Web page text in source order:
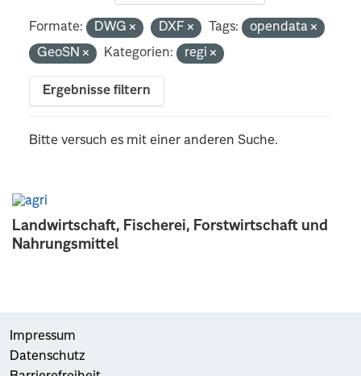
Landwirtschaft, Fischerei, Forstwirtschaft und
Nahrungsmittel
Formate: DWG DXF Tags:
opendata
GeoSN
Kategorien: regi
Ergebnisse filtern
Bitte versuch es mit einer anderen Suche.
Impressum
Datenschutz